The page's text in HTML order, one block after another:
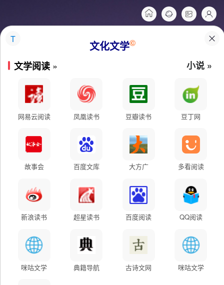
T 文化文学©
文学阅读 » 小说 »
网易云阅读 凤凰读书 豆瓣读书 豆丁网
故事会 百度文库 大方广 多看阅读
新浪读书 超星读书 百度阅读 QQ阅读
咪咕文学 典籍导航 古诗文网 咪咕文学